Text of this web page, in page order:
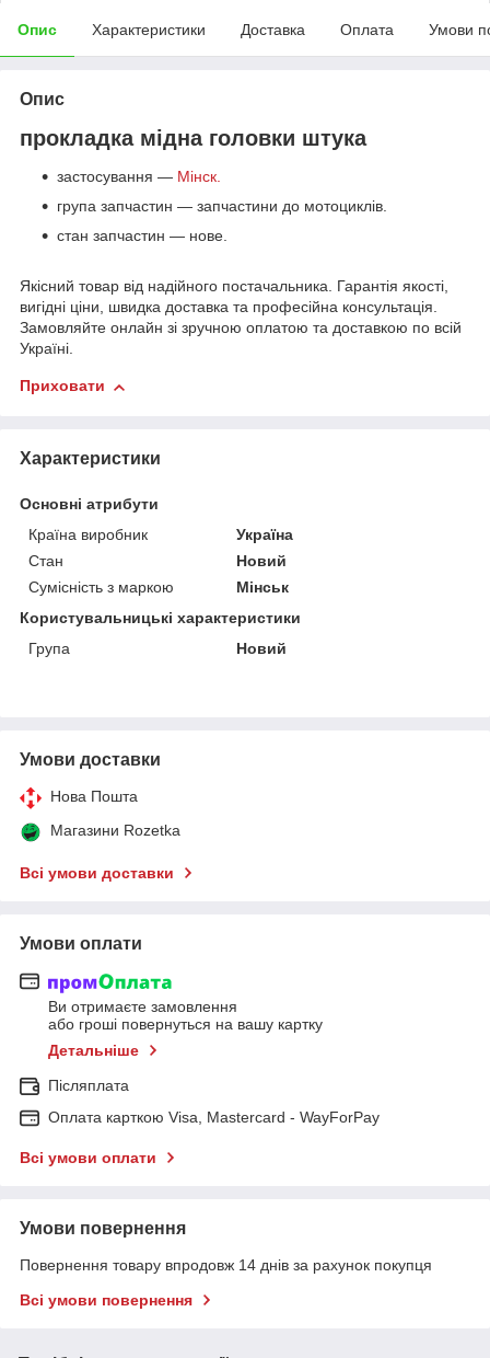
Опис Характеристики Доставка Оплата Умови
Опис
прокладка мідна головки штука
застосування — Мінск.
група запчастин — запчастини до мотоциклів.
стан запчастин — нове.
Якісний товар від надійного постачальника. Гарантія якості,
вигідні ціни, швидка доставка та професійна консультація.
Замовляйте онлайн зі зручною оплатою та доставкою по всій
Україні.
Приховати
Характеристики
Основні атрибути
Країна виробник
Україна
Стан
Новий
Сумісність з маркою
Мінськ
Користувальницькі характеристики
Група
Новий
Умови доставки
Нова Пошта
Магазини Rozetka
Всі умови доставки
Умови оплати
Ви отримаєте замовлення
або гроші повернуться на вашу картку
Детальніше
Післяплата
Оплата карткою Visa, Mastercard - WayForPay
Всі умови оплати
Умови повернення
Повернення товару впродовж 14 днів за рахунок покупця
Всі умови повернення